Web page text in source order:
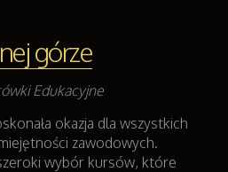
górze
Edukacyjne
okazja dla wszystkich
zawodowych.
wybór kursów, które